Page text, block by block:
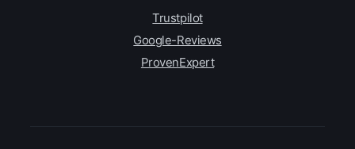
Trustpilot
Google-Reviews
ProvenExpert